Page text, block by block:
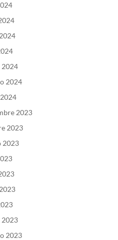
2024
2024
2023
2023
2023
2023
2023